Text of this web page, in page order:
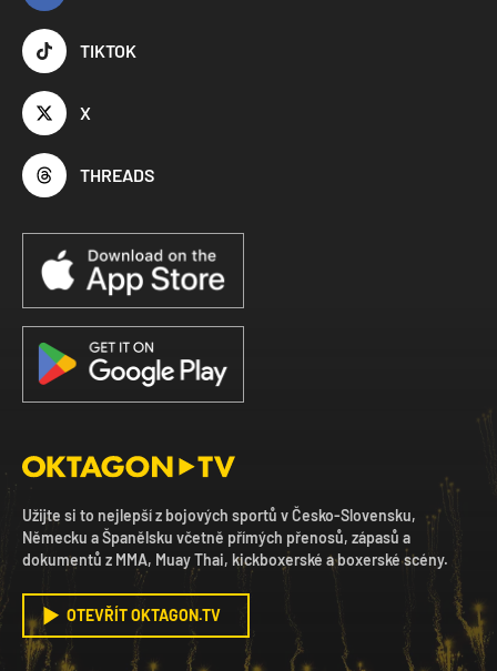
TIKTOK
X
THREADS
Užijte si to nejlepší z bojových sportů v Česko-Slovensku,
Německu a Španělsku včetně přímých přenosů, zápasů a
dokumentů z MMA, Muay Thai, kickboxerské a boxerské scény.
OTEVŘÍT OKTAGON.TV